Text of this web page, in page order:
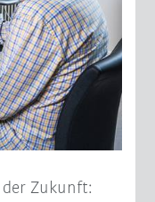
Zukunft: